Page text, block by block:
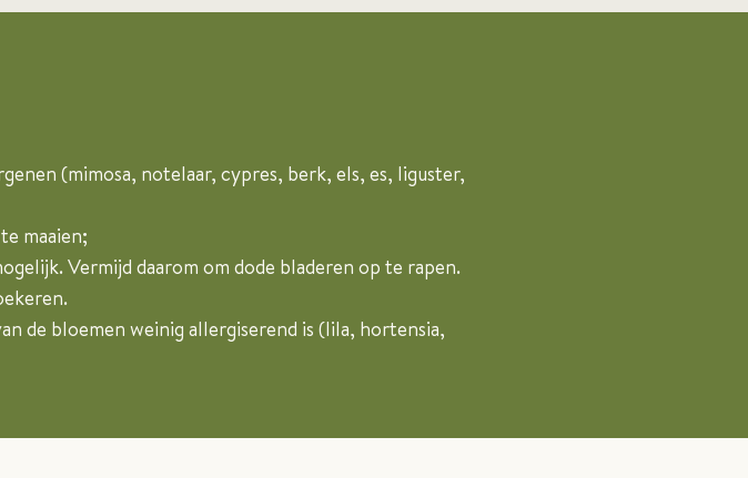
(mimosa, notelaar, cypres, berk, els, es, liguster,
maaien;
Vermijd daarom om dode bladeren op te rapen.
de bloemen weinig allergiserend is (lila, hortensia,